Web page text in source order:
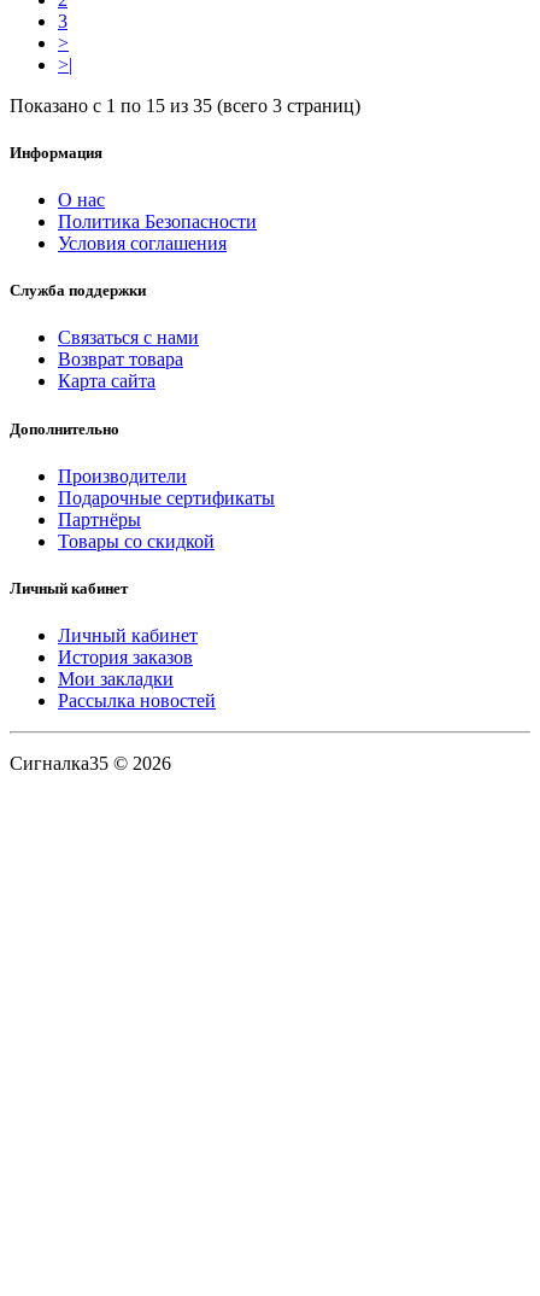
3
>
>|
Показано с 1 по 15 из 35 (всего 3 страниц)
Информация
О нас
Политика Безопасности
Условия соглашения
Служба поддержки
Связаться с нами
Возврат товара
Карта сайта
Дополнительно
Производители
Подарочные сертификаты
Партнёры
Товары со скидкой
Личный кабинет
Личный кабинет
История заказов
Мои закладки
Рассылка новостей
Сигналка35 © 2026